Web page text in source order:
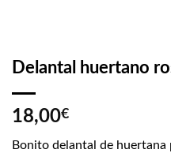
Delantal huertano
18,00€
Bonito delantal de huertana